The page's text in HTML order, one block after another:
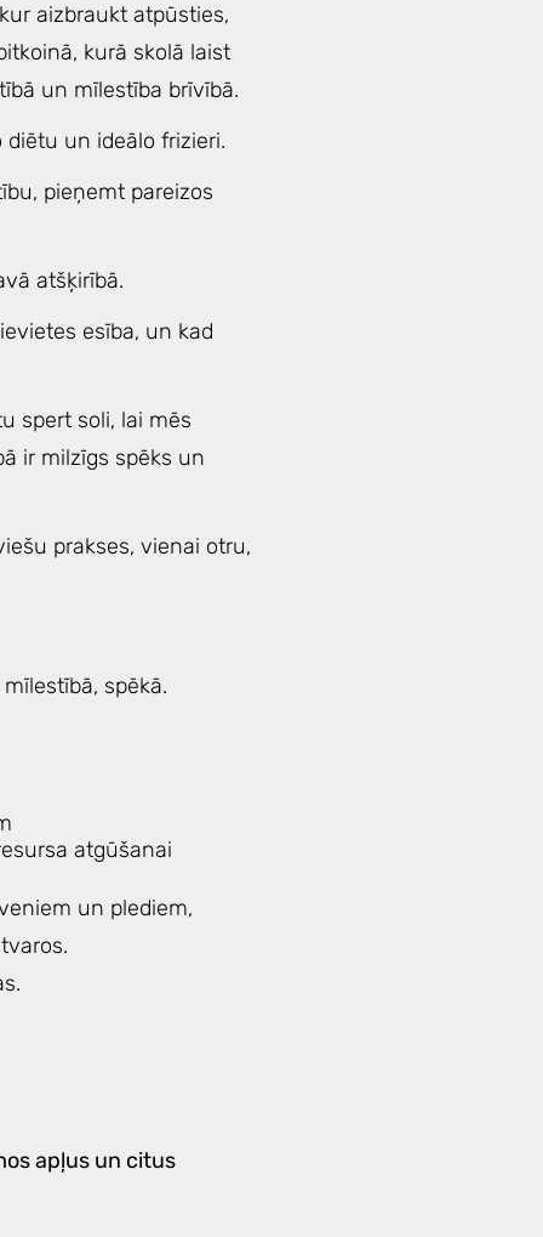
aizbraukt atpūsties,
kurā skolā laist
un mīlestība brīvībā.
un ideālo frizieri.
pieņemt pareizos
atšķirībā.
esība, un kad
spert soli, lai mēs
ir milzīgs spēks un
prakses, vienai otru,
spēkā.
atgūšanai
un plediem,
apļus un citus